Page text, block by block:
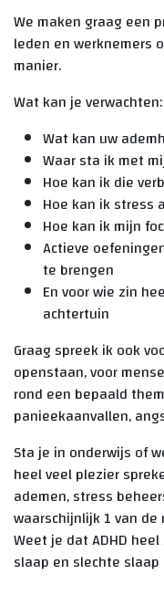
We maken graag een
leden en werknemers
manier.
Wat kan je verwachten:
Wat kan uw
Waar sta ik met
Hoe kan ik die
Hoe kan ik stress
Hoe kan ik mijn
Actieve
te brengen
En voor wie zin
achtertuin
Graag spreek ik ook
openstaan, voor
rond een bepaald
panieekaanvallen,
Sta je in onderwijs of
heel veel plezier
ademen, stress
waarschijnlijk 1 van
Weet je dat ADHD
slaap en slechte